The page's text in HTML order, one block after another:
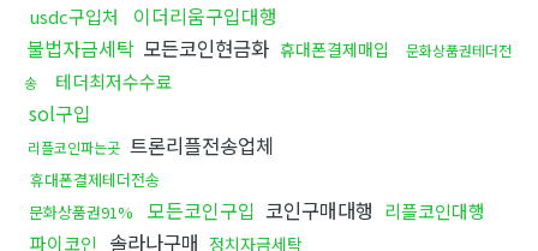
usdc구입처
이더리움구입대행
불법자금세탁 모든코인현금화 휴대폰결제매입
문화상품권테더전
송
테더최저수수료
sol구입
리플코인파는곳 트론리플전송업체
휴대폰결제테더전송
문화상품권91%
모든코인구입 코인구매대행 리플코인대행
파이코인
솔라나구매 정치자금세탁